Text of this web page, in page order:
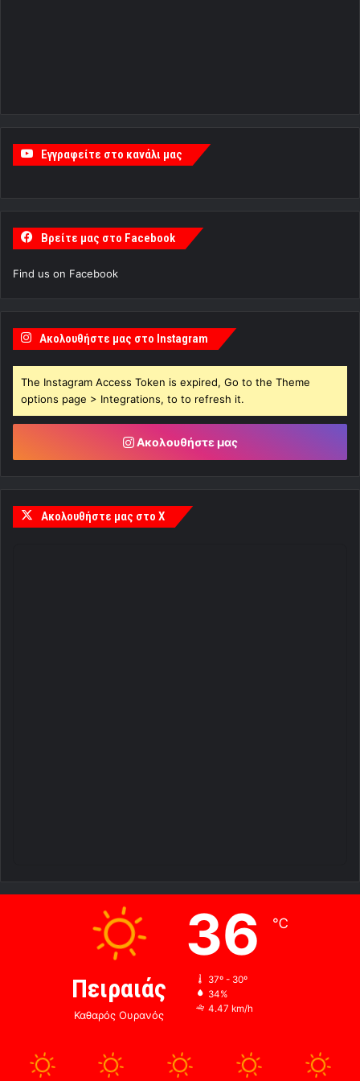
Εγγραφείτε στο κανάλι μας
Βρείτε μας στο Facebook
Find us on Facebook
Ακολουθήστε μας στο Instagram
The Instagram Access Token is expired, Go to the Theme
options page > Integrations, to to refresh it.
Ακολουθήστε μας
Ακολουθήστε μας στο X
Πειραιάς
Καθαρός Ουρανός
36 ℃
37º - 30º
34%
4.47 km/h